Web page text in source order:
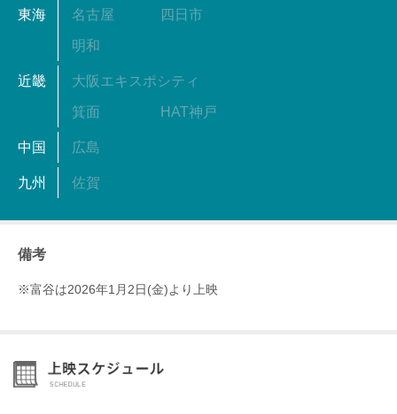
東海 名古屋 四日市
明和
近畿 大阪エキスポシティ
箕面 HAT神戸
中国 広島
九州 佐賀
備考
※富谷は2026年1月2日(金)より上映